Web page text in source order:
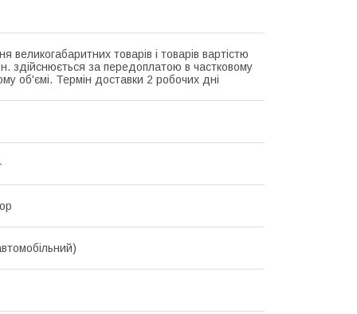
великогабаритних товарів і товарів вартістю
здійснюється за передоплатою в частковому
об'ємі. Термін доставки 2 робочих дні